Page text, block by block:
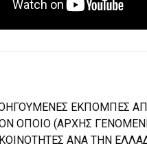
ΕΚΠΟΜΠΕΣ
ΟΠΟΙΟ (ΑΡΧΗΣ
ΚΟΙΝΟΤΗΤΕΣ ΑΝΑ ΤΗΝ